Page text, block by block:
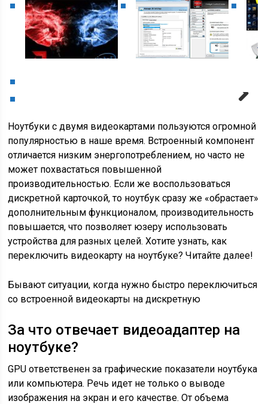
Ноутбуки с двумя видеокартами пользуются огромной
популярностью в наше время. Встроенный компонент
отличается низким энергопотреблением, но часто не
может похвастаться повышенной
производительностью. Если же воспользоваться
дискретной карточкой, то ноутбук сразу же «обрастает»
дополнительным функционалом, производительность
повышается, что позволяет юзеру использовать
устройства для разных целей. Хотите узнать, как
переключить видеокарту на ноутбуке? Читайте далее!
Бывают ситуации, когда нужно быстро переключиться
со встроенной видеокарты на дискретную
За что отвечает видеоадаптер на
ноутбуке?
GPU ответственен за графические показатели ноутбука
или компьютера. Речь идет не только о выводе
изображения на экран и его качестве. От объема